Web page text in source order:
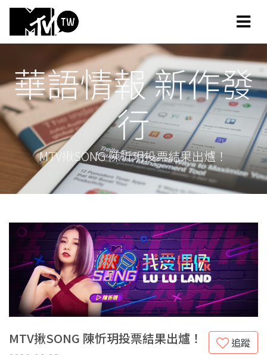
華語情報 新作發
行
MTV揪SONG 陳忻玥投票結果出爐！
MTV揪SONG 陳忻玥投票結果出爐！
追蹤